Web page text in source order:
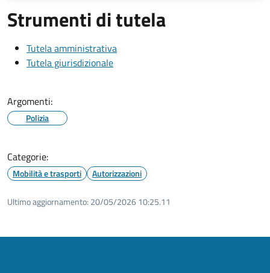
Strumenti di tutela
Tutela amministrativa
Tutela giurisdizionale
Argomenti:
Polizia
Categorie:
Mobilità e trasporti Autorizzazioni
Ultimo aggiornamento: 20/05/2026 10:25.11